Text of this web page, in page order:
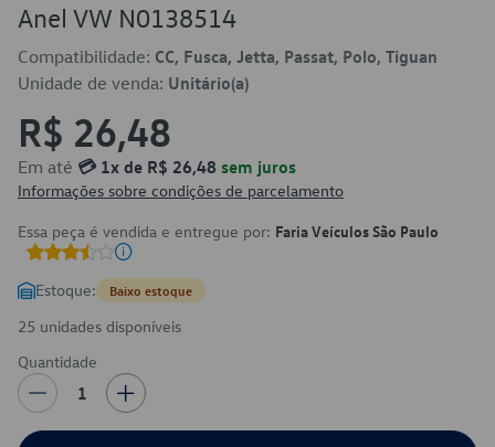
Anel VW N0138514
Compatibilidade: CC, Fusca, Jetta, Passat, Polo, Tiguan
Unidade de venda: Unitário(a)
R$ 26,48
Em até 💳 1x de R$ 26,48 sem juros
Informações sobre condições de parcelamento
Essa peça é vendida e entregue por: Faria Veículos São Paulo
Estoque: Baixo estoque
25 unidades disponíveis
Quantidade
1